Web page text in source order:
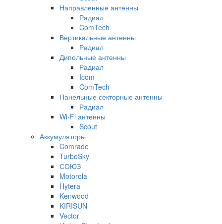
Направленные антенны
Радиал
ComTech
Вертикальные антенны
Радиал
Дипольные антенны
Радиал
Icom
ComTech
Панельные секторные антенны
Радиал
Wi-Fi антенны
Scout
Аккумуляторы
Comrade
TurboSky
СОЮЗ
Motorola
Hytera
Kenwood
KIRISUN
Vector